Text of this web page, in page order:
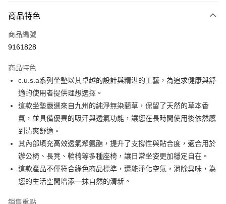
Apple Pay
悠遊付
全盈+PAY
大哥付你分期
相關說明
【大哥付你分期使用說明】
1.本服務由台灣大哥大提供，台灣大哥大用戶可立即使用無須另外申請。
2.付款方式選擇「大哥付你分期」，訂單成立後會自動跳轉到大哥付的交易
流程，驗證手機門號後，選擇欲分期的期數、繳款截止日，確認付款後即完
成交易。
3.實際核准額度、可分期數及費用金額請依後續交易確認頁面所載為準。
4.訂單成立30分鐘內，如未前往確認交易或遇審核未通過，訂單將自動取
消。如遇「轉專審核」未通過狀況，表示未達大哥付你分期系統評分，恕無
ATM付款
運送方式
宅配【父親節大回饋】限時$299免運
每筆NT$150，滿NT$299(含以上)免運費
商品特色
商品編號
9161828
商品特色
c.u.s.a系列坐墊以其卓越的設計與精湛的工藝，為追求健康與舒
適的使用者提供理想選擇。
這款坐墊嚴選來自九州的純淨無染藺草，保留了天然的草本香
氣，並具備優異的吸汗與透氣功能，讓您在長時間使用後依然感
到清爽舒適。
其內部填充高效透氣聚氨酯，提升了支撐性與貼合度，適合用於
辦公椅、長凳、輪椅等多種座椅，讓日常坐姿更加穩定自在。
這款產品不僅符合綠色商品標準，還能淨化空氣，消除臭味，為
您的生活空間增添一抹自然的清新。
銷售重點